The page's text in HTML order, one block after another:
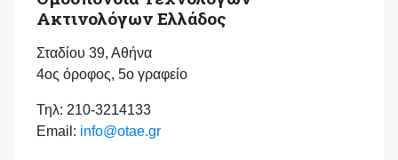
Ακτινολόγων Ελλάδος
Σταδίου 39, Αθήνα
4ος όροφος, 5ο γραφείο
Τηλ: 210-3214133
Email: info@otae.gr